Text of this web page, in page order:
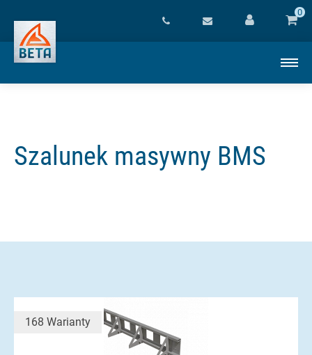
0
Szalunek masywny BMS
168 Warianty